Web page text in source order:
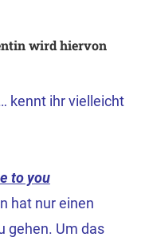
wird hiervon
kennt ihr vielleicht
to you
hat nur einen
gehen. Um das